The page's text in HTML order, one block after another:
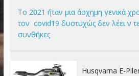
Το 2021 ήταν μια άσχημη γενικά
τον covid19 δυστυχώς δεν λέει ν
συνθήκες
Husqvarna E-